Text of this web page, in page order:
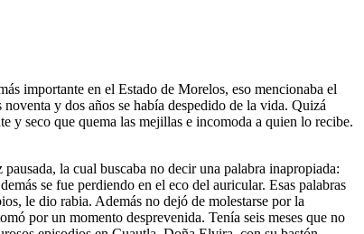
importante en el Estado de Morelos, eso mencionaba el
y dos años se había despedido de la vida. Quizá
y seco que quema las mejillas e incomoda a quien lo recibe.
la cual buscaba no decir una palabra inapropiada:
se fue perdiendo en el eco del auricular. Esas palabras
le dio rabia. Además no dejó de molestarse por la
por un momento desprevenida. Tenía seis meses que no